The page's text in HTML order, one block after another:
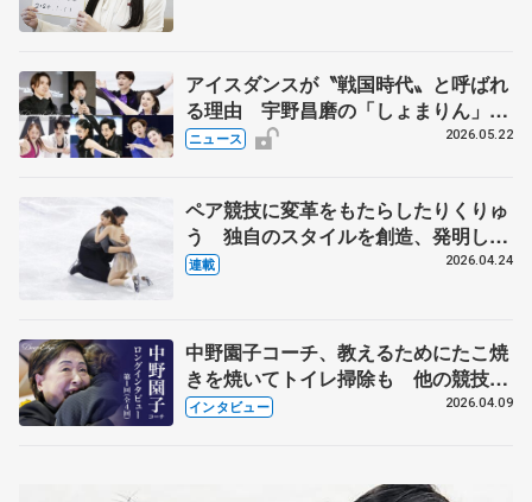
アイスダンスが〝戦国時代〟と呼ばれ
る理由 宇野昌磨の「しょまりん」ら
実力者が相次いで参戦 国内の競争激
ニュース 2026.05.22
ペア競技に変革をもたらしたりくりゅ
う 独自のスタイルを創造、発明した
【引退発表後②】
連載 2026.04.24
中野園子コーチ、教えるためにたこ焼
きを焼いてトイレ掃除も 他の競技に
も通用するという坂本花織の筋肉
インタビュー 2026.04.09